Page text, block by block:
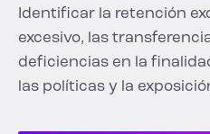
Identificar la retención
excesivo, las
deficiencias en la
las políticas y la